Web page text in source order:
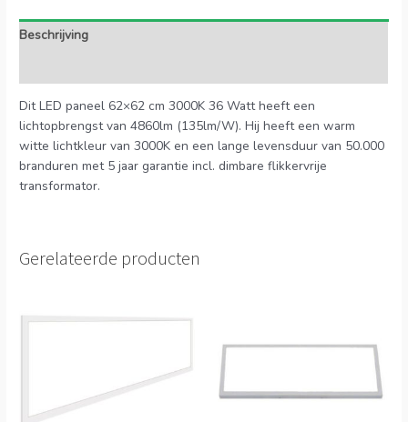
Beschrijving
Dit LED paneel 62×62 cm 3000K 36 Watt heeft een
lichtopbrengst van 4860lm (135lm/W). Hij heeft een warm
witte lichtkleur van 3000K en een lange levensduur van 50.000
branduren met 5 jaar garantie incl. dimbare flikkervrije
transformator.
Gerelateerde producten